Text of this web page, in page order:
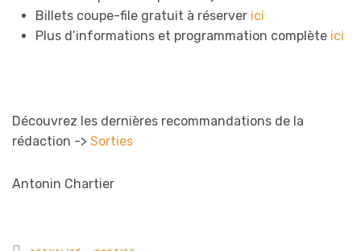
Billets coupe-file gratuit à réserver ici
Plus d’informations et programmation complète ici
Découvrez les dernières recommandations de la
rédaction -> Sorties
Antonin Chartier